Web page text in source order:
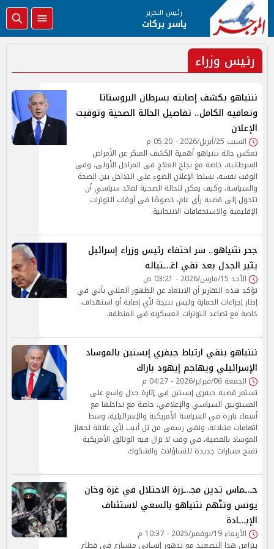
رئيس التحرير
ياسر بركات
رئيس وزراء
نتنياهو يكشف إصابته بسرطان البروستاتا
وتعافيه الكامل.. تفاصيل الحالة الصحية وتوقيت
الإعلان
السبت 25/أبريل/2026 - 05:20 م
تعكس حالة نتنياهو أهمية الكشف المبكر عن الأمراض
السرطانية، خاصة مع نجاح العلاج في المراحل الأولى، وفي
الوقت نفسه، يسلط الإعلان الضوء على التداخل بين الصحة
والسياسة، وكيف يمكن للحالة الصحية لقائد سياسي أن
تتحول إلى قضية رأي عام، خصوصًا في أوقات التوترات
الإقليمية والاستحقاقات الانتخابية.
جحر نتنياهو.. سر اختفاء رئيس وزراء إسرائيل
يثير الجدل بعد نفي اغـ.ـتياله
الأحد 15/مارس/2026 - 03:21 ص
تؤكد هذه التقارير أن الابتعاد عن الظهور العلني يأتي في
إطار إجراءات الحماية وليس نتيجة لأي إصابة أو استهداف،
خاصة مع تصاعد التوترات العسكرية في المنطقة.
نتنياهو ينفي ارتباط جيفري إبستين بالموساد
الإسرائيلي ويهاجم إيهود باراك
الجمعة 06/فبراير/2026 - 04:27 م
تستمر قضية جيفري إبستين في إثارة جدل واسع على
المستويين السياسي والإعلامي، خاصة مع تداخلها مع
أسماء بارزة في السياسة الأمريكية والإسرائيلية، وسط
اتهامات متبادلة، ونفي رسمي من تل أبيب لأي علاقة لجهاز
الموساد بالقضية، في وقت لا تزال فيه الوثائق الأمريكية
تفتح مسارات جديدة للتساؤلات والشكوك
حـ.ـماس تدين مجـ.ـزرة الاحتلال في غزة وخان
يونس وتتّهم نتنياهو بالسعي لاستئناف
الإبـ.ـادة
الأربعاء 19/نوفمبر/2025 - 10:37 م
يتزامن هذا التصعيد مع تدهور إنساني متسارع في قطاع